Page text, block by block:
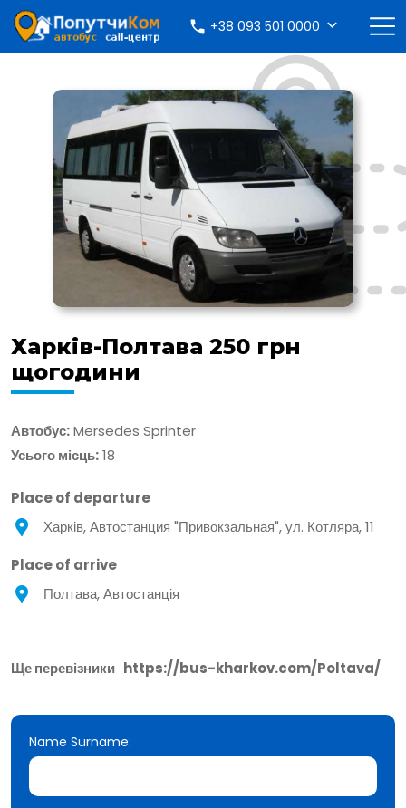
+38 093 501 0000
Харків-Полтава 250 грн
щогодини
Автобус:Mersedes Sprinter
Усього місць:18
Place of departure
Харків, Автостанция "Привокзальная", ул. Котляра, 11
Place of arrive
Полтава, Автостанція
Ще перевізники https://bus-kharkov.com/Poltava/
Name Surname: